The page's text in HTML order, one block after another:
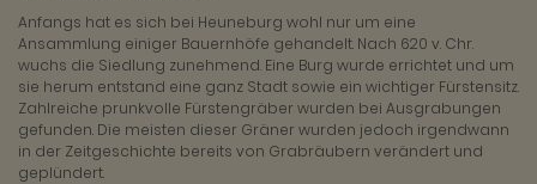
Anfangs hat es sich bei Heuneburg wohl nur um eine
Ansammlung einiger Bauernhöfe gehandelt. Nach 620 v. Chr.
wuchs die Siedlung zunehmend. Eine Burg wurde errichtet und um
sie herum entstand eine ganz Stadt sowie ein wichtiger Fürstensitz.
Zahlreiche prunkvolle Fürstengräber wurden bei Ausgrabungen
gefunden. Die meisten dieser Gräner wurden jedoch irgendwann
in der Zeitgeschichte bereits von Grabräubern verändert und
geplündert.